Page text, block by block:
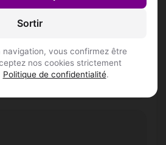
Sortir
navigation, vous confirmez être
nos cookies strictement
Politique de confidentialité.
gratuite ?
?